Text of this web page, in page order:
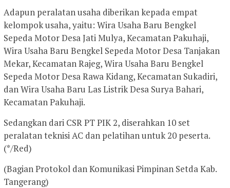
Adapun peralatan usaha diberikan kepada empat
kelompok usaha, yaitu: Wira Usaha Baru Bengkel
Sepeda Motor Desa Jati Mulya, Kecamatan Pakuhaji,
Wira Usaha Baru Bengkel Sepeda Motor Desa Tanjakan
Mekar, Kecamatan Rajeg, Wira Usaha Baru Bengkel
Sepeda Motor Desa Rawa Kidang, Kecamatan Sukadiri,
dan Wira Usaha Baru Las Listrik Desa Surya Bahari,
Kecamatan Pakuhaji.
Sedangkan dari CSR PT PIK 2, diserahkan 10 set
peralatan teknisi AC dan pelatihan untuk 20 peserta.
(*/Red)
(Bagian Protokol dan Komunikasi Pimpinan Setda Kab.
Tangerang)